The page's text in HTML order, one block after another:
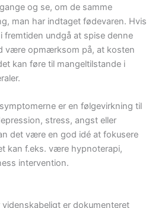
og se, om de samme
man har indtaget fødevaren. Hvis
undgå at spise denne
være opmærksom på, at kosten
kan føre til mangeltilstande i
er en følgevirkning til
stress, angst eller
det være en god idé at fokusere
kan f.eks. være hypnoterapi,
intervention.
er dokumenteret